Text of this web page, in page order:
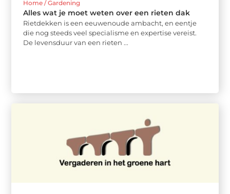
Home / Gardening
Alles wat je moet weten over een rieten dak
Rietdekken is een eeuwenoude ambacht, en eentje
die nog steeds veel specialisme en expertise vereist.
De levensduur van een rieten ...